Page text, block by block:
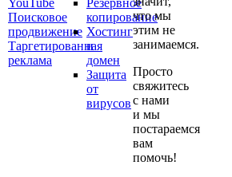
YouTube
Поисковое
продвижение
Таргетированная
реклама
Резервное
копирование
Хостинг
и
домен
Защита
от
вирусов
что мы
этим не
занимаемся.
Просто
свяжитесь
с нами
и мы
постараемся
вам
помочь!